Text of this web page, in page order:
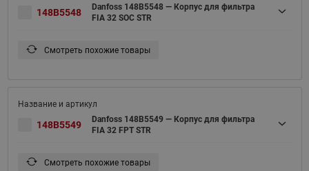
148B5548
Danfoss 148B5548 — Корпус для фильтра
FIA 32 SOC STR
Смотреть похожие товары
148B5549
Danfoss 148B5549 — Корпус для фильтра
FIA 32 FPT STR
Смотреть похожие товары